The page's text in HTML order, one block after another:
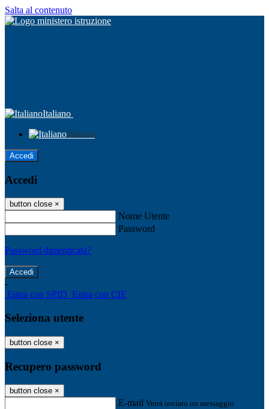
Salta al contenuto
Italiano
Italiano
Accedi
Accedi
button close ×
Nome Utente
Password
Password dimenticata?
-
Entra con SPID Entra con CIE
Seleziona utente
button close ×
Recupero password
button close ×
E-mail Verrà inviato un messaggio